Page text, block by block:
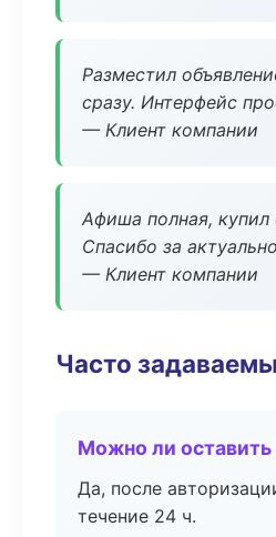
Разместил
сразу. Интерфейс
— Клиент компании
Афиша полная, купил
Спасибо за
— Клиент компании
Часто
Можно ли оставить
Да, после
течение 24 ч.